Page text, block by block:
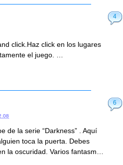
4
click.Haz click en los lugares
el juego. …
6
de la serie “Darkness” . Aquí
toca la puerta. Debes
la oscuridad. Varios fantasm…